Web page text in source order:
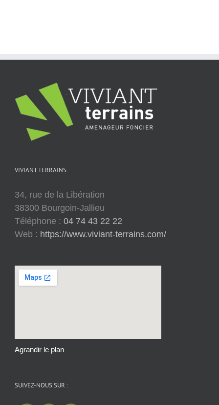
VIVIANT TERRAINS
34, rue de la Libération
38300 Bourgoin-Jallieu
Téléphone : 04 74 43 22 22
Web : https://www.viviant-terrains.com/
Agrandir le plan
SUIVEZ-NOUS SUR :